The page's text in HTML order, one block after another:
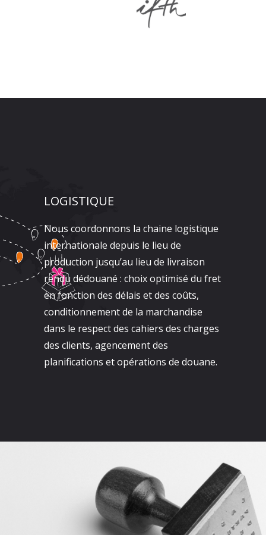
LOGISTIQUE
Nous coordonnons la chaine logistique
internationale depuis le lieu de
production jusqu’au lieu de livraison
rendu dédouané : choix optimisé du fret
en fonction des délais et des coûts,
conditionnement de la marchandise
dans le respect des cahiers des charges
des clients, agencement des
planifications et opérations de douane.